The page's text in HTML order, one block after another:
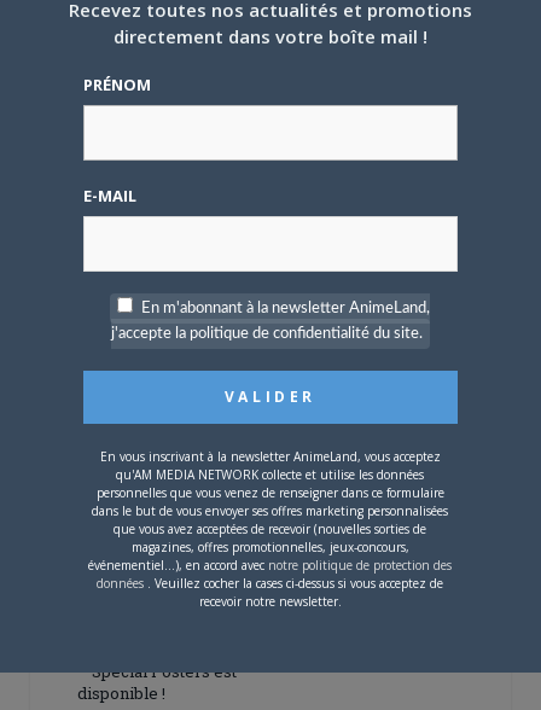
Cliquez
pour
Twitter(ouvre
Cliquez
pour
Cliquez
pour
fenêtre)
Tumblr Email
CAMI-SAMA
ARTICLES LIÉS
– Spécial Posters est
disponible !
Recevez toutes nos actualités et promotions
directement dans votre boîte mail !
PRÉNOM
E-MAIL
En m'abonnant à la newsletter AnimeLand,
j'accepte la politique de confidentialité du site.
En vous inscrivant à la newsletter AnimeLand, vous acceptez
qu'AM MEDIA NETWORK collecte et utilise les données
personnelles que vous venez de renseigner dans ce formulaire
dans le but de vous envoyer ses offres marketing personnalisées
que vous avez acceptées de recevoir (nouvelles sorties de
magazines, offres promotionnelles, jeux-concours,
événementiel...), en accord avec notre politique de protection des
données . Veuillez cocher la cases ci-dessus si vous acceptez de
recevoir notre newsletter.